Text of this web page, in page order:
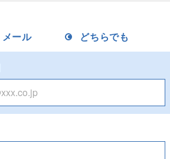
メール どちらでも